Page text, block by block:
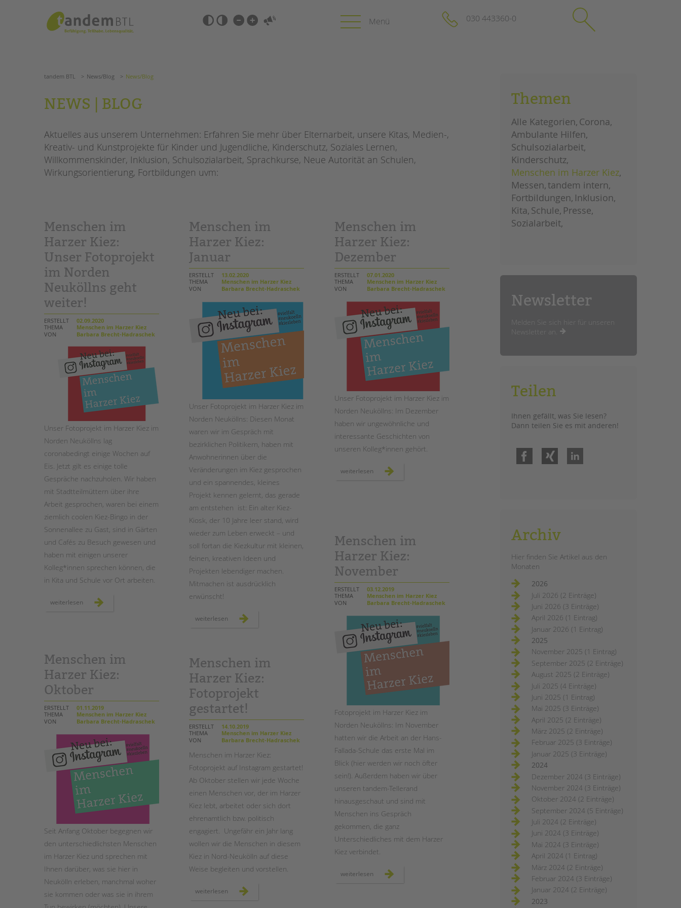
Barrierefrei-
Einstellungen
überspringen
ANGEBOTE
SCHULE & GANZTAG
Grundschulen
Oberschulen
Förderzentren
Tagesgruppen
EINGLIEDERUNGSHILFE
BETREUTES WOHNEN
Seminarräume
STADTTEILARBEIT
Kinder- und Jugendschutz
Unsere Videos
Gesellschafter VdK
schoolcoach BTL
tandem als Arbeitgeberin
NEWS/BLOG
Magazin
Impressum
Datenschutz
Hinweisgebersystem
Intranet
tandem BTL News/Blog schließen
030 443360-0
Suchen
tandem BTL News/Blog News/Blog
NEWS | BLOG
Aktuelles aus unserem Unternehmen: Erfahren Sie mehr über Elternarbeit, unsere Kitas, Medien-,
Kreativ- und Kunstprojekte für Kinder und Jugendliche, Kinderschutz, Soziales Lernen,
Willkommenskinder, Inklusion, Schulsozialarbeit, Sprachkurse, Neue Autorität an Schulen,
Wirkungsorientierung, Fortbildungen uvm:
Menschen im
Harzer Kiez:
Unser Fotoprojekt
im Norden
Neuköllns geht
weiter!
ERSTELLT
02.09.2020
THEMA
Menschen im Harzer Kiez
VON
Barbara Brecht-Hadraschek
Unser Fotoprojekt im Harzer Kiez im
Norden Neuköllns lag
coronabedingt einige Wochen auf
Eis. Jetzt gilt es einige tolle
Gespräche nachzuholen. Wir haben
mit Stadtteilmüttern über ihre
Arbeit gesprochen, waren bei einem
ziemlich coolen Kiez-Bingo in der
Sonnenallee zu Gast, sind in Gärten
und Cafés zu Besuch gewesen und
haben mit einigen unserer
Kolleg*innen sprechen können, die
in Kita und Schule vor Ort arbeiten.
weiterlesen menschen
geht
weiter!
Menschen im
Harzer Kiez:
Januar
ERSTELLT
13.02.2020
THEMA
Menschen im Harzer Kiez
VON
Barbara Brecht-Hadraschek
Unser Fotoprojekt im Harzer Kiez im
Norden Neuköllns: Diesen Monat
waren wir im Gespräch mit
bezirklichen Politikern, haben mit
Anwohnerinnen über die
Veränderungen im Kiez gesprochen
und ein spannendes, kleines
Projekt kennen gelernt, das gerade
am entstehen ist: Ein alter Kiez-
Kiosk, der 10 Jahre leer stand, wird
wieder zum Leben erweckt – und
soll fortan die Kiezkultur mit kleinen,
feinen, kreativen Ideen und
Projekten lebendiger machen.
Mitmachen ist ausdrücklich
erwünscht!
weiterlesen menschen
Menschen im
Harzer Kiez:
Dezember
ERSTELLT
07.01.2020
THEMA
Menschen im Harzer Kiez
VON
Barbara Brecht-Hadraschek
Unser Fotoprojekt im Harzer Kiez im
Norden Neuköllns: Im Dezember
haben wir ungewöhnliche und
interessante Geschichten von
unseren Kolleg*innen gehört.
weiterlesen menschen
Menschen im
Harzer Kiez:
November
ERSTELLT
03.12.2019
THEMA
Menschen im Harzer Kiez
VON
Barbara Brecht-Hadraschek
Fotoprojekt im Harzer Kiez im
Norden Neuköllns: Im November
hatten wir die Arbeit an der Hans-
Fallada-Schule das erste Mal im
Blick (hier werden wir noch öfter
sein!). Außerdem haben wir über
unseren tandem-Tellerand
hinausgeschaut und sind mit
Menschen ins Gespräch
gekommen, die ganz
Unterschiedliches mit dem Harzer
Kiez verbindet.
weiterlesen menschen
Menschen im
Harzer Kiez:
Oktober
ERSTELLT
01.11.2019
THEMA
Menschen im Harzer Kiez
VON
Barbara Brecht-Hadraschek
Seit Anfang Oktober begegnen wir
den unterschiedlichsten Menschen
im Harzer Kiez und sprechen mit
Ihnen darüber, was sie hier in
Neukölln erleben, manchmal woher
sie kommen oder was sie in ihrem
Menschen im
Harzer Kiez:
Fotoprojekt
gestartet!
ERSTELLT
14.10.2019
THEMA
Menschen im Harzer Kiez
VON
Barbara Brecht-Hadraschek
Menschen im Harzer Kiez:
Fotoprojekt auf Instagram gestartet!
Ab Oktober stellen wir jede Woche
einen Menschen vor, der im Harzer
Kiez lebt, arbeitet oder sich dort
ehrenamtlich bzw. politisch
engagiert. Ungefähr ein Jahr lang
wollen wir die Menschen in diesem
Kiez in Nord-Neukölln auf diese
Weise begleiten und vorstellen.
weiterlesen menschen
Themen
Alle Kategorien Corona
Ambulante Hilfen
Schulsozialarbeit
Kinderschutz
Menschen im Harzer Kiez
Messen tandem intern
Fortbildungen Inklusion
Kita Schule Presse
Sozialarbeit
Newsletter
Melden Sie sich hier für unseren
Newsletter an.
Teilen
Ihnen gefällt, was Sie lesen?
Dann teilen Sie es mit anderen!
Facebook
Archiv
Hier finden Sie Artikel aus den
Monaten
2026
Juli 2026 (2 Einträge)
Juni 2026 (3 Einträge)
April 2026 (1 Eintrag)
Januar 2026 (1 Eintrag)
2025
November 2025 (1 Eintrag)
September 2025 (2 Einträge)
August 2025 (2 Einträge)
Juli 2025 (4 Einträge)
Juni 2025 (1 Eintrag)
Mai 2025 (3 Einträge)
April 2025 (2 Einträge)
März 2025 (2 Einträge)
Februar 2025 (3 Einträge)
Januar 2025 (3 Einträge)
2024
Dezember 2024 (3 Einträge)
November 2024 (3 Einträge)
Oktober 2024 (2 Einträge)
September 2024 (5 Einträge)
Juli 2024 (2 Einträge)
Juni 2024 (3 Einträge)
Mai 2024 (3 Einträge)
April 2024 (1 Eintrag)
März 2024 (2 Einträge)
Februar 2024 (3 Einträge)
Januar 2024 (2 Einträge)
2023